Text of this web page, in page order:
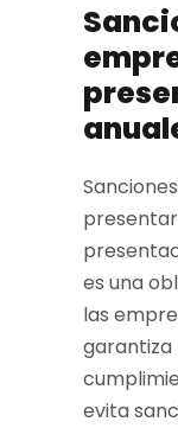
es una
las
evita